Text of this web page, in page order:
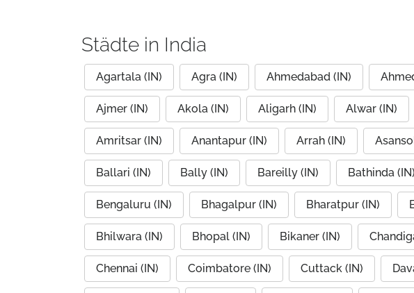
Städte in India
Agartala (IN) Agra (IN) Ahmedabad (IN)
Ajmer (IN) Akola (IN) Aligarh (IN) Alwar (IN)
Amritsar (IN) Anantapur (IN) Arrah (IN)
Ballari (IN) Bally (IN) Bareilly (IN) Bathinda (IN)
Bengaluru (IN) Bhagalpur (IN) Bharatpur (IN)
Bhilwara (IN) Bhopal (IN) Bikaner (IN)
Chennai (IN) Coimbatore (IN) Cuttack (IN)